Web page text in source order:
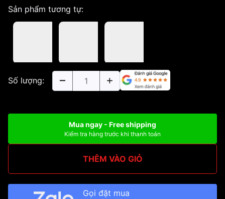
Sản phẩm tương tự:
Số lượng:
Mua ngay - Free shipping
Kiểm tra hàng trước khi thanh toán
THÊM VÀO GIỎ
Gọi đặt mua